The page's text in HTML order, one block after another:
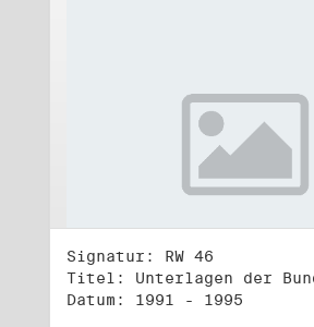
Signatur: RW 46
Datum: 1991 - 1995